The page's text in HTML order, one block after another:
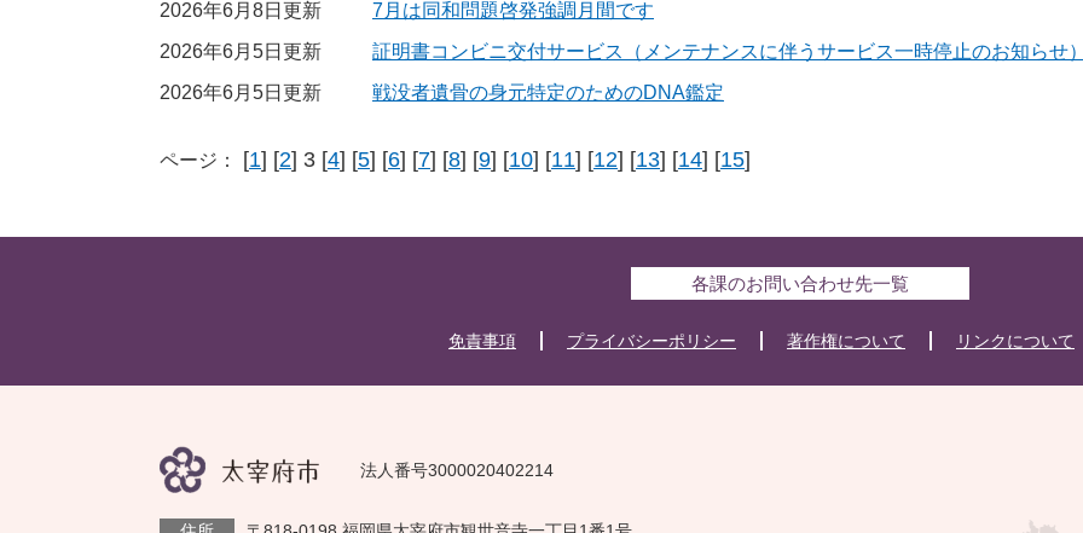
2026年6月8日更新
7月は同和問題啓発強調月間です
2026年6月5日更新
証明書コンビニ交付サービス（メンテナンスに伴うサービス一時停止のお知らせ）
2026年6月5日更新
戦没者遺骨の身元特定のためのDNA鑑定
ページ： [1] [2] 3 [4] [5] [6] [7] [8] [9] [10] [11] [12] [13] [14] [15]
各課のお問い合わせ先一覧
免責事項 プライバシーポリシー 著作権について リンクについて
法人番号3000020402214